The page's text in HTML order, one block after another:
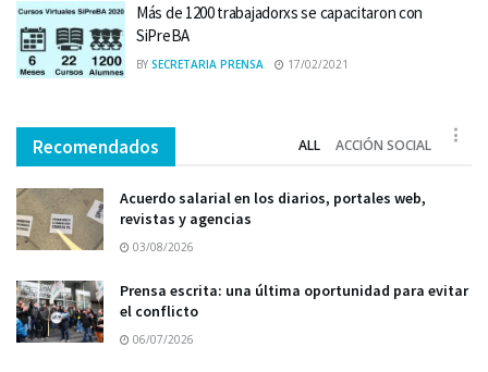
Más de 1200 trabajadorxs se capacitaron con
SiPreBA
BY SECRETARIA PRENSA 17/02/2021
Recomendados ALL ACCIÓN SOCIAL
Acuerdo salarial en los diarios, portales web,
revistas y agencias
03/08/2026
Prensa escrita: una última oportunidad para evitar
el conflicto
06/07/2026